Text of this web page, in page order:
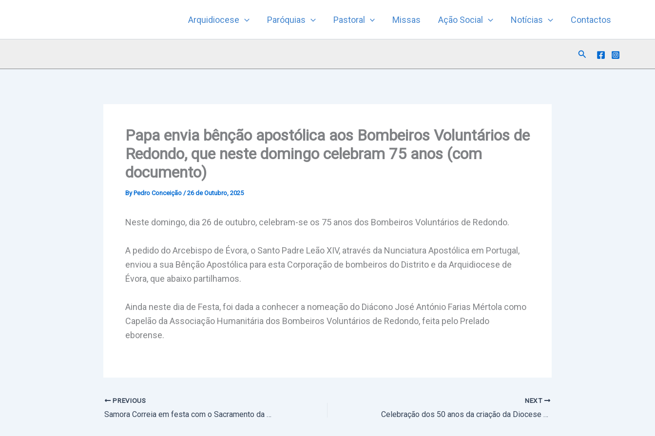
Arquidiocese Paróquias Pastoral Missas Ação Social Notícias Contactos
Search
Papa envia bênção apostólica aos Bombeiros Voluntários de
Redondo, que neste domingo celebram 75 anos (com
documento)
By Pedro Conceição /26 de Outubro, 2025
Neste domingo, dia 26 de outubro, celebram-se os 75 anos dos Bombeiros Voluntários de Redondo.
A pedido do Arcebispo de Évora, o Santo Padre Leão XIV, através da Nunciatura Apostólica em Portugal,
enviou a sua Bênção Apostólica para esta Corporação de bombeiros do Distrito e da Arquidiocese de
Évora, que abaixo partilhamos.
Ainda neste dia de Festa, foi dada a conhecer a nomeação do Diácono José António Farias Mértola como
Capelão da Associação Humanitária dos Bombeiros Voluntários de Redondo, feita pelo Prelado
eborense.
PREVIOUS
Samora Correia em festa com o Sacramento da Confirmação (com fotos)
NEXT
Celebração dos 50 anos da criação da Diocese de Setúbal (com fotos)